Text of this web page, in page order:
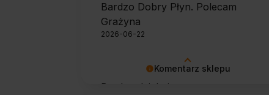
Komentarz sklepu
Bardzo dziękujemy za pozytywną
Bardzo Dobry Płyn. Polecam
Grażyna
2026-06-22